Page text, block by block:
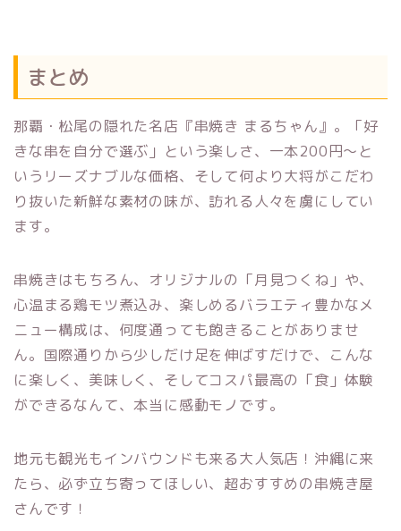
まとめ
那覇・松尾の隠れた名店『串焼き まるちゃん』。「好
きな串を自分で選ぶ」という楽しさ、一本200円〜と
いうリーズナブルな価格、そして何より大将がこだわ
り抜いた新鮮な素材の味が、訪れる人々を虜にしてい
ます。
串焼きはもちろん、オリジナルの「月見つくね」や、
心温まる鶏モツ煮込み、楽しめるバラエティ豊かなメ
ニュー構成は、何度通っても飽きることがありませ
ん。国際通りから少しだけ足を伸ばすだけで、こんな
に楽しく、美味しく、そしてコスパ最高の「食」体験
ができるなんて、本当に感動モノです。
地元も観光もインバウンドも来る大人気店！沖縄に来
たら、必ず立ち寄ってほしい、超おすすめの串焼き屋
さんです！